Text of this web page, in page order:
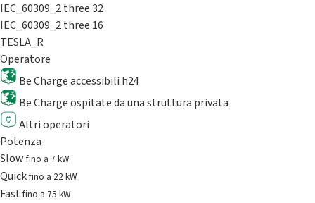
IEC_60309_2 three 32
IEC_60309_2 three 16
TESLA_R
Operatore
Be Charge accessibili h24
Be Charge ospitate da una struttura privata
Altri operatori
Potenza
Slowfino a 7 kW
Quickfino a 22 kW
Fastfino a 75 kW